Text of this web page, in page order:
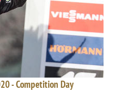
- Competition Day